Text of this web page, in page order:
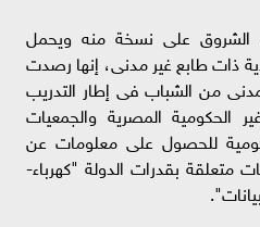
على نسخة منه ويحمل
ذات طابع غير مدنى، إنها رصدت
من الشباب فى إطار التدريب
الحكومية المصرية والجمعيات
للحصول على معلومات عن
متعلقة بقدرات الدولة "كهرباء-